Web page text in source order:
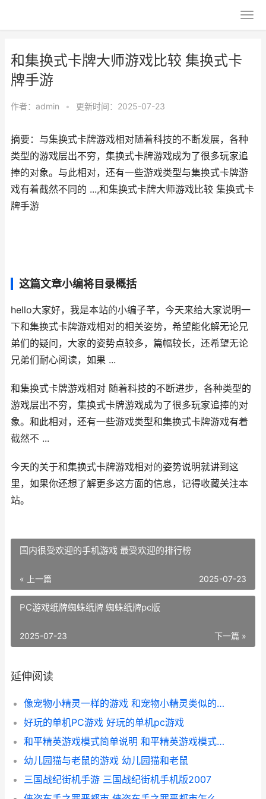
和集换式卡牌大师游戏比较 集换式卡
牌手游
作者： admin • 更新时间：2025-07-23
摘要：与集换式卡牌游戏相对随着科技的不断发展，各种
类型的游戏层出不穷，集换式卡牌游戏成为了很多玩家追
捧的对象。与此相对，还有一些游戏类型与集换式卡牌游
戏有着截然不同的 ...,和集换式卡牌大师游戏比较 集换式卡
牌手游
这篇文章小编将目录概括
hello大家好，我是本站的小编子芊，今天来给大家说明一
下和集换式卡牌游戏相对的相关姿势，希望能化解无论兄
弟们的疑问，大家的姿势点较多，篇幅较长，还希望无论
兄弟们耐心阅读，如果 ...
和集换式卡牌游戏相对 随着科技的不断进步，各种类型的
游戏层出不穷，集换式卡牌游戏成为了很多玩家追捧的对
象。和此相对，还有一些游戏类型和集换式卡牌游戏有着
截然不 ...
今天的关于和集换式卡牌游戏相对的姿势说明就讲到这
里，如果你还想了解更多这方面的信息，记得收藏关注本
站。
国内很受欢迎的手机游戏 最受欢迎的排行榜
« 上一篇 2025-07-23
PC游戏纸牌蜘蛛纸牌 蜘蛛纸牌pc版
下一篇 »
2025-07-23
延伸阅读
像宠物小精灵一样的游戏 和宠物小精灵类似的单机游戏
好玩的单机PC游戏 好玩的单机pc游戏
和平精英游戏模式简单说明 和平精英游戏模式要打开吗手机
幼儿园猫与老鼠的游戏 幼儿园猫和老鼠
三国战纪街机手游 三国战纪街机手机版2007